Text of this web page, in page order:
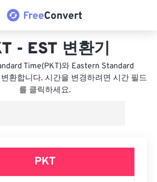
- EST 변환기
Time(PKT)와 Eastern Standard
환합니다. 시간을 변경하려면 시간 필드
를 클릭하세요.
PKT